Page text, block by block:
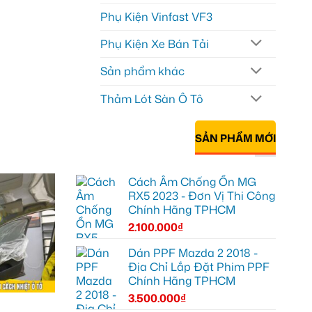
Phụ Kiện Vinfast VF3
Phụ Kiện Xe Bán Tải
Sản phẩm khác
Thảm Lót Sàn Ô Tô
SẢN PHẨM MỚI
Cách Âm Chống Ồn MG
RX5 2023 - Đơn Vị Thi Công
Chính Hãng TPHCM
2.100.000₫
Dán PPF Mazda 2 2018 -
Địa Chỉ Lắp Đặt Phim PPF
Chính Hãng TPHCM
3.500.000₫